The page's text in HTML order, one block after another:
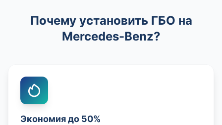
Почему установить ГБО на
Mercedes-Benz?
Экономия до 50%